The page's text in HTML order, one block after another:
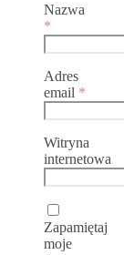
Nazwa
*
Adres
email *
Witryna
internetowa
Zapamiętaj
moje